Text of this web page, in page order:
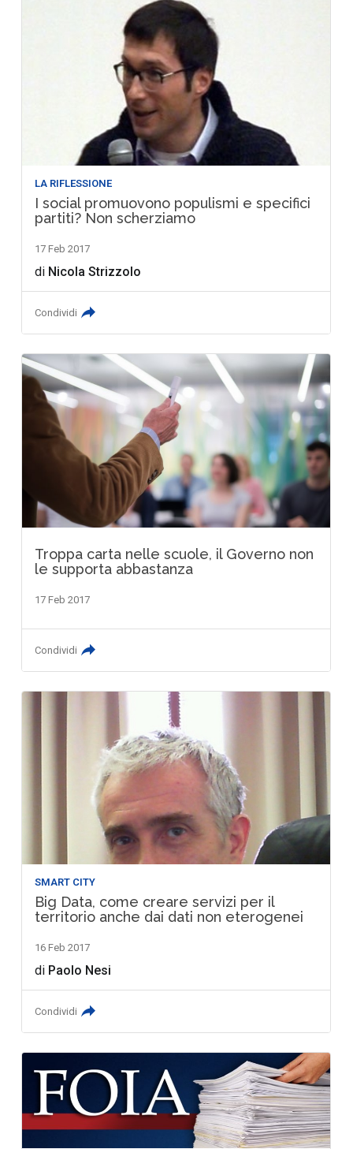
LA RIFLESSIONE
I social promuovono populismi e specifici
partiti? Non scherziamo
17 Feb 2017
di Nicola Strizzolo
Condividi
Troppa carta nelle scuole, il Governo non
le supporta abbastanza
17 Feb 2017
Condividi
SMART CITY
Big Data, come creare servizi per il
territorio anche dai dati non eterogenei
16 Feb 2017
di Paolo Nesi
Condividi